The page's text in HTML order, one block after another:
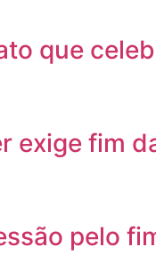
que
exige fim
pelo